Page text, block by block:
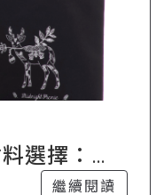
選擇：綠
繼續閱讀